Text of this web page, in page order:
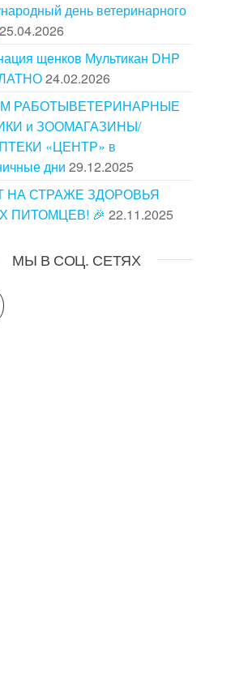
день ветеринарного
25.04.2026
щенков Мультикан DHP
24.02.2026
РАБОТЫВЕТЕРИНАРНЫЕ
и ЗООМАГАЗИНЫ/
«ЦЕНТР» в
дни 29.12.2025
НА СТРАЖЕ ЗДОРОВЬЯ
ПИТОМЦЕВ! 🎉 22.11.2025
МЫ В СОЦ. СЕТЯХ